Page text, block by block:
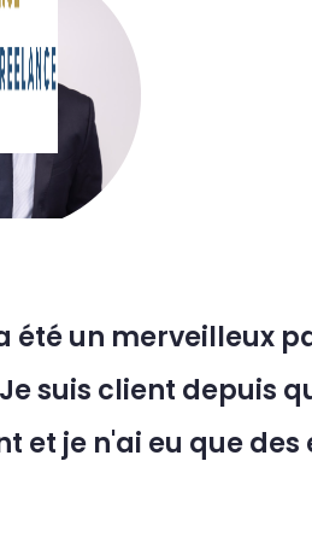
été un merveilleux
suis client depuis
et je n'ai eu que des